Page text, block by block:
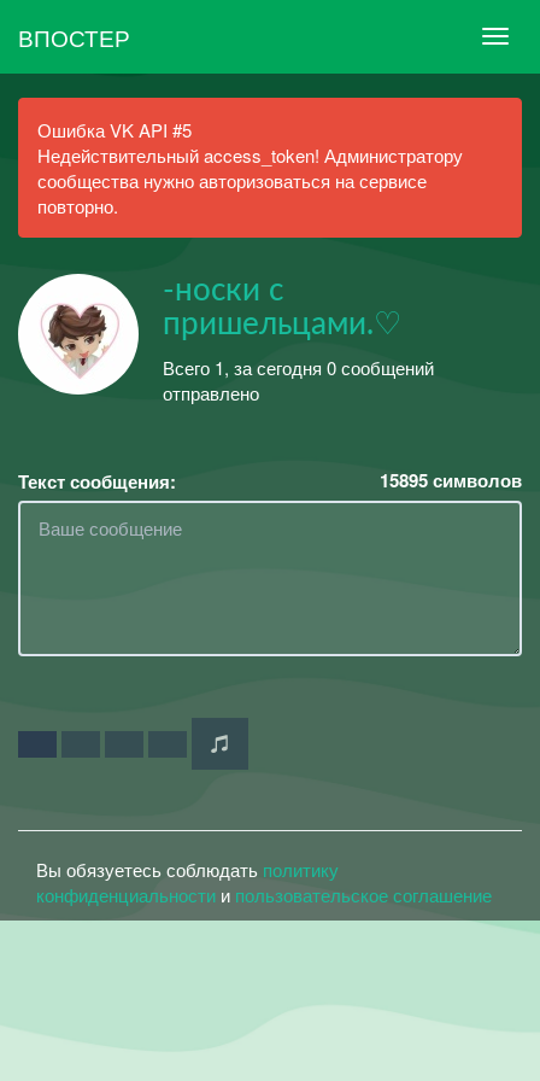
ВПОСТЕР
Ошибка VK API #5
Недействительный access_token! Администратору
сообщества нужно авторизоваться на сервисе
повторно.
-носки с
пришельцами.♡
Всего 1, за сегодня 0 сообщений
отправлено
Текст сообщения: 15895символов
Вы обязуетесь соблюдать политику
конфиденциальности и пользовательское соглашение